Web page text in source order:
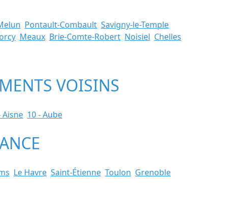
Pontault-Combault Savigny-le-Temple
Meaux Brie-Comte-Robert Noisiel Chelles
VOISINS
Aisne 10 - Aube
Le Havre Saint-Étienne Toulon Grenoble